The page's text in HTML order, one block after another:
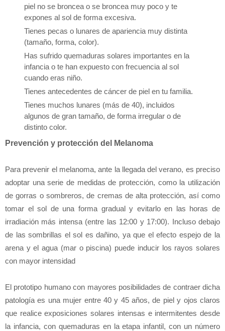
piel no se broncea o se broncea muy poco y te
expones al sol de forma excesiva.
Tienes pecas o lunares de apariencia muy distinta
(tamaño, forma, color).
Has sufrido quemaduras solares importantes en la
infancia o te han expuesto con frecuencia al sol
cuando eras niño.
Tienes antecedentes de cáncer de piel en tu familia.
Tienes muchos lunares (más de 40), incluidos
algunos de gran tamaño, de forma irregular o de
distinto color.
Prevención y protección del Melanoma
Para prevenir el melanoma, ante la llegada del verano, es preciso
adoptar una serie de medidas de protección, como la utilización
de gorras o sombreros, de cremas de alta protección, así como
tomar el sol de una forma gradual y evitarlo en las horas de
irradiación más intensa (entre las 12:00 y 17:00). Incluso debajo
de las sombrillas el sol es dañino, ya que el efecto espejo de la
arena y el agua (mar o piscina) puede inducir los rayos solares
con mayor intensidad
El prototipo humano con mayores posibilidades de contraer dicha
patología es una mujer entre 40 y 45 años, de piel y ojos claros
que realice exposiciones solares intensas e intermitentes desde
la infancia, con quemaduras en la etapa infantil, con un número